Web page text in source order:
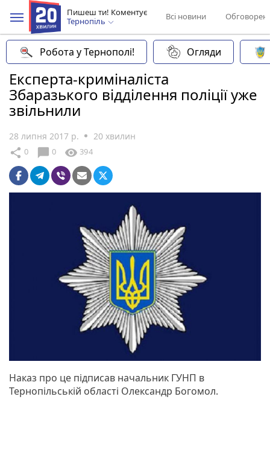
Пишеш ти! Коментує
Тернопіль
Всі новини
Робота у Тернополі! Огляди
Експерта-криміналіста
Збаразького відділення поліції уже
звільнили
28 липня 2017 р. 20 хвилин
share 0 chat_bubble 0 visibility 394
Наказ про це підписав начальник ГУНП в
Тернопільській області Олександр Богомол.